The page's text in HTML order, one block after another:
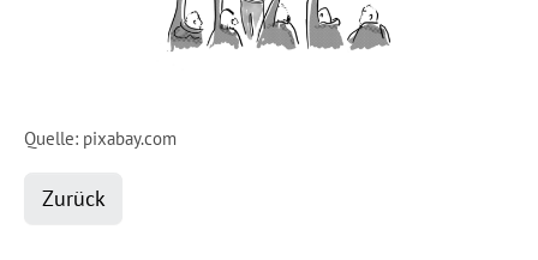
Quelle: pixabay.com
Zurück